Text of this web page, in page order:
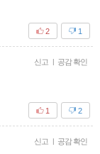
1
2
신고 | 공감 확인
2
1
신고 | 공감 확인